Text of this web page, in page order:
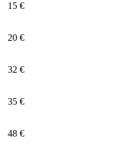
15 €
20 €
32 €
35 €
48 €